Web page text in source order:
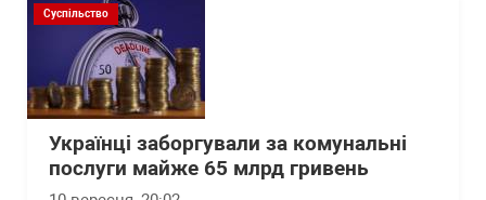
Суспільство
Українці заборгували за комунальні
послуги майже 65 млрд гривень